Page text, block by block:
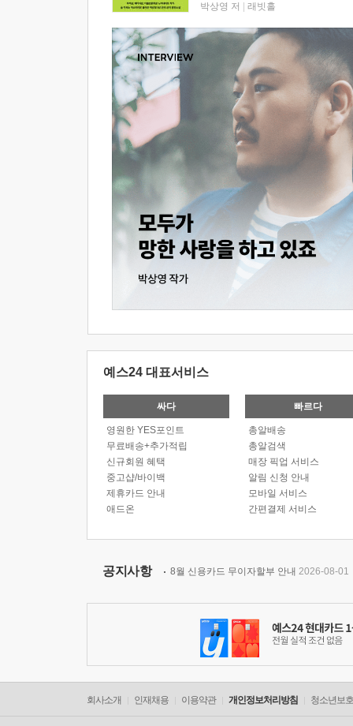
박상영 저 래빗홀
예스24 대표서비스
싸다
영원한 YES포인트
무료배송+추가적립
신규회원 혜택
중고샵/바이백
제휴카드 안내
애드온
빠르다
총알배송
총알검색
매장 픽업 서비스
알림 신청 안내
모바일 서비스
간편결제 서비스
공지사항 8월 신용카드 무이자할부 안내 2026-08-01
회사소개 인재채용 이용약관 개인정보처리방침 청소년보